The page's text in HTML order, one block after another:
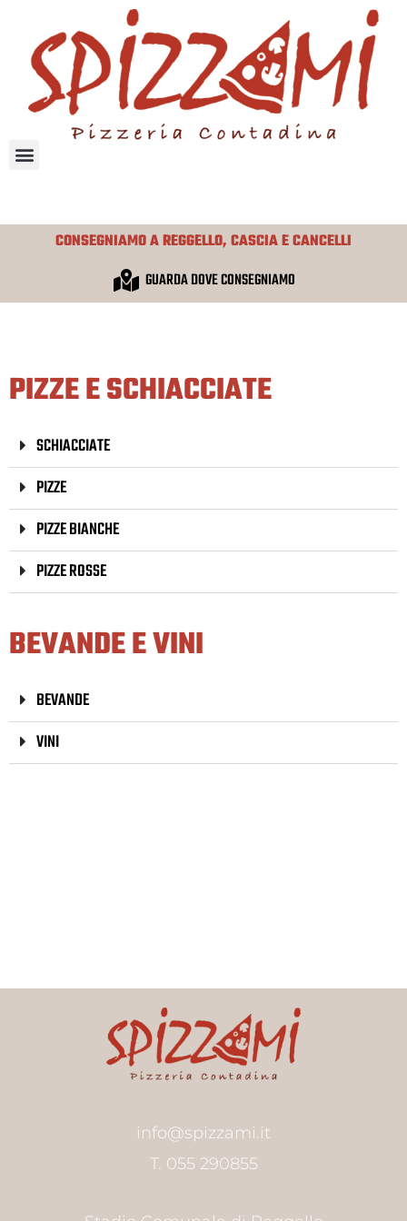
VAI
CONTENUTO
CONSEGNIAMO A REGGELLO, CASCIA E CANCELLI
GUARDA DOVE CONSEGNIAMO
PIZZE E SCHIACCIATE
SCHIACCIATE
PIZZE
PIZZE BIANCHE
PIZZE ROSSE
BEVANDE E VINI
BEVANDE
VINI
info@spizzami.it
T. 055 290855